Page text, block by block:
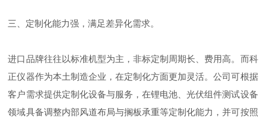
三、定制化能力强，满足差异化需求。
进口品牌往往以标准机型为主，非标定制周期长、费用高。而科
正仪器作为本土制造企业，在定制化方面更加灵活。公司可根据
客户需求提供定制化设备与服务，在锂电池、光伏组件测试设备
领域具备调整内部风道布局与搁板承重等定制化能力，并可按照